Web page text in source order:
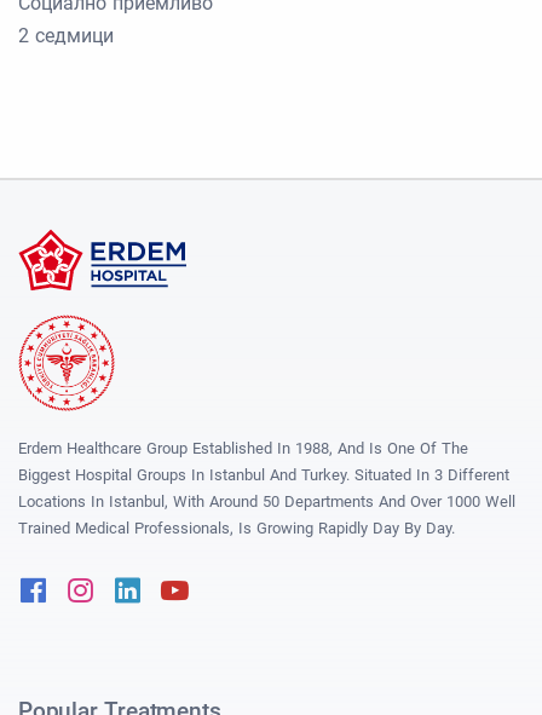
2 седмици
Erdem Healthcare Group Established In 1988, And Is One Of The
Biggest Hospital Groups In Istanbul And Turkey. Situated In 3 Different
Locations In Istanbul, With Around 50 Departments And Over 1000 Well
Trained Medical Professionals, Is Growing Rapidly Day By Day.
FacebookInstagram
Linkedin